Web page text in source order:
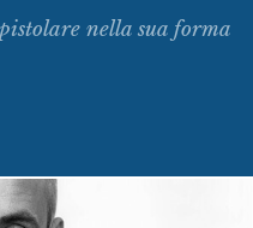
nella sua forma